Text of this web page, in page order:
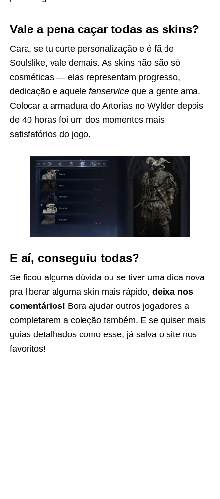
Vale a pena caçar todas as skins?
Cara, se tu curte personalização e é fã de
Soulslike, vale demais. As skins não são só
cosméticas — elas representam progresso,
dedicação e aquele fanservice que a gente ama.
Colocar a armadura do Artorias no Wylder depois
de 40 horas foi um dos momentos mais
satisfatórios do jogo.
E aí, conseguiu todas?
Se ficou alguma dúvida ou se tiver uma dica nova
pra liberar alguma skin mais rápido, deixa nos
comentários! Bora ajudar outros jogadores a
completarem a coleção também. E se quiser mais
guias detalhados como esse, já salva o site nos
favoritos!